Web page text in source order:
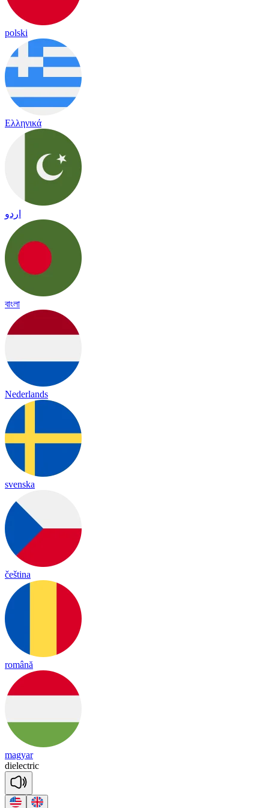
polski
Ελληνικά
اردو
বাংলা
Nederlands
svenska
čeština
română
magyar
dielectric